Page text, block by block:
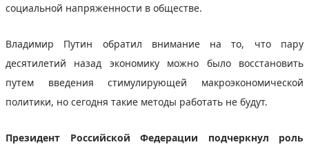
социальной напряженности в обществе.
Владимир Путин обратил внимание на то, что пару
десятилетий назад экономику можно было восстановить
путем введения стимулирующей макроэкономической
политики, но сегодня такие методы работать не будут.
Президент Российской Федерации подчеркнул роль